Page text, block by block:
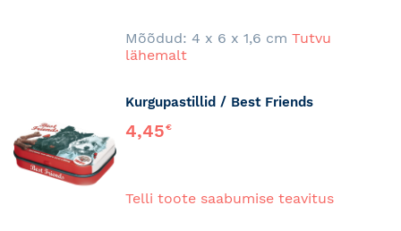
Mõõdud: 4 x 6 x 1,6 cm Tutvu
lähemalt
Kurgupastillid / Best Friends
4,45€
Telli toote saabumise teavitus